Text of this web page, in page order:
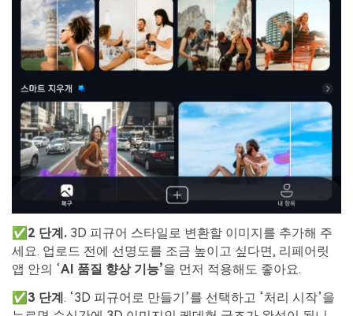
✅ 2 단계 . 3D 피규어 스타일로 변환할 이미지를 추가해 주
세요. 업로드 전에 선명도를 조금 높이고 싶다면, 리페어릿
앱 안의 ‘AI 품질 향상 기능’을 먼저 적용해도 좋아요.
✅3 단계. ‘3D 피규어로 만들기’를 선택하고 ‘처리 시작’을